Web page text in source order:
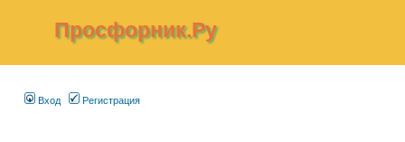
Просфорник.Ру
Вход Регистрация